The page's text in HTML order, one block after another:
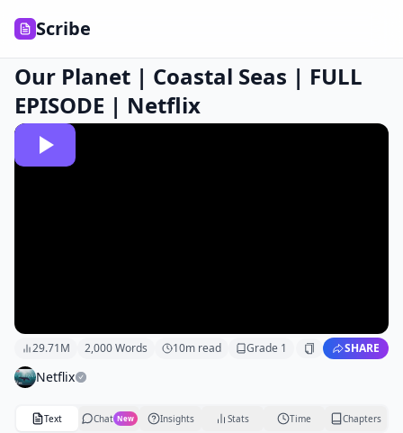
Scribe
Our Planet | Coastal Seas | FULL
EPISODE | Netflix
29.71M 2,000Words 10m read Grade 1 SHARE
Netflix
Text Chat New Insights Stats Time Chapters